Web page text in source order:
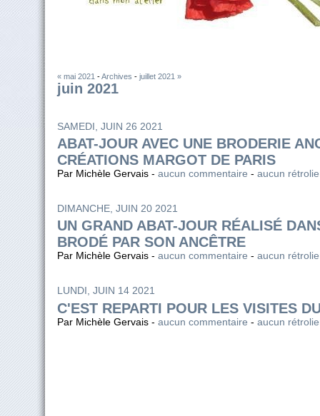
« mai 2021 -Archives - juillet 2021 »
juin 2021
SAMEDI, JUIN 26 2021
ABAT-JOUR AVEC UNE BRODERIE
CRÉATIONS MARGOT DE PARIS
Par Michèle Gervais - aucun commentaire - aucun
DIMANCHE, JUIN 20 2021
UN GRAND ABAT-JOUR RÉALISÉ
BRODÉ PAR SON ANCÊTRE
Par Michèle Gervais - aucun commentaire - aucun
LUNDI, JUIN 14 2021
C'EST REPARTI POUR LES VISITES
Par Michèle Gervais - aucun commentaire - aucun